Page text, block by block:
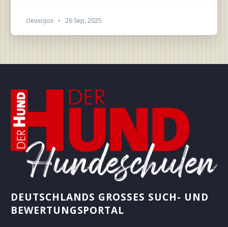
clevxcijox • 26 Sep, 2025
DEUTSCHLANDS GROSSES SUCH- UND B
EWERTUNGSPORTAL